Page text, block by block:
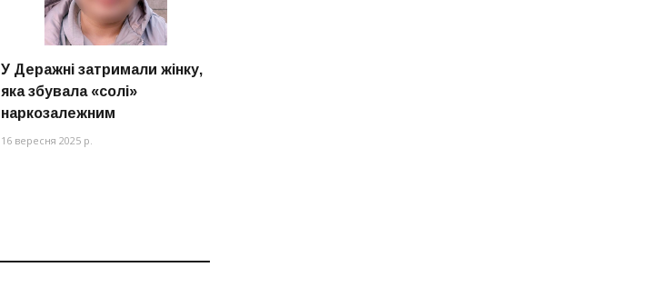
У Деражні затримали жінку,
яка збувала «солі»
наркозалежним
16 вересня 2025 р.